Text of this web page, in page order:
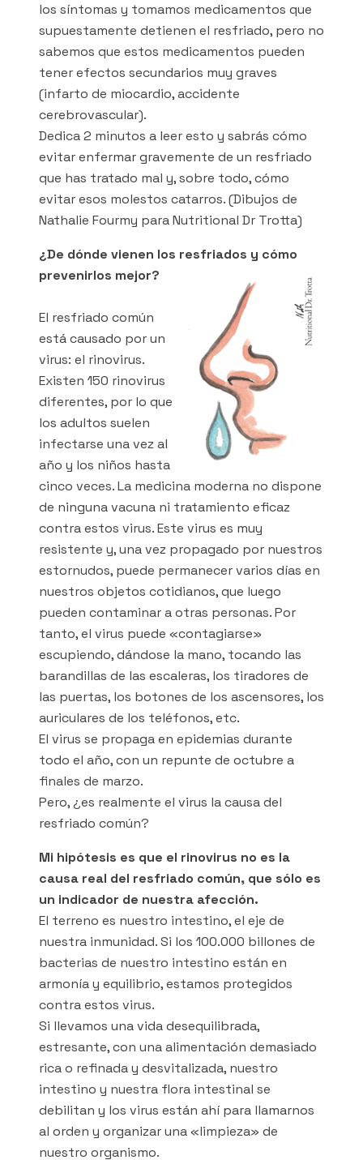
los síntomas y tomamos medicamentos que
supuestamente detienen el resfriado, pero no
sabemos que estos medicamentos pueden
tener efectos secundarios muy graves
(infarto de miocardio, accidente
cerebrovascular).
Dedica 2 minutos a leer esto y sabrás cómo
evitar enfermar gravemente de un resfriado
que has tratado mal y, sobre todo, cómo
evitar esos molestos catarros. (Dibujos de
Nathalie Fourmy para Nutritional Dr Trotta)
¿De dónde vienen los resfriados y cómo
prevenirlos mejor?
El resfriado común
está causado por un
virus: el rinovirus.
Existen 150 rinovirus
diferentes, por lo que
los adultos suelen
infectarse una vez al
año y los niños hasta
cinco veces. La medicina moderna no dispone
de ninguna vacuna ni tratamiento eficaz
contra estos virus. Este virus es muy
resistente y, una vez propagado por nuestros
estornudos, puede permanecer varios días en
nuestros objetos cotidianos, que luego
pueden contaminar a otras personas. Por
tanto, el virus puede «contagiarse»
escupiendo, dándose la mano, tocando las
barandillas de las escaleras, los tiradores de
las puertas, los botones de los ascensores, los
auriculares de los teléfonos, etc.
El virus se propaga en epidemias durante
todo el año, con un repunte de octubre a
finales de marzo.
Pero, ¿es realmente el virus la causa del
resfriado común?
Mi hipótesis es que el rinovirus no es la
causa real del resfriado común, que sólo es
un indicador de nuestra afección.
El terreno es nuestro intestino, el eje de
nuestra inmunidad. Si los 100.000 billones de
bacterias de nuestro intestino están en
armonía y equilibrio, estamos protegidos
contra estos virus.
Si llevamos una vida desequilibrada,
estresante, con una alimentación demasiado
rica o refinada y desvitalizada, nuestro
intestino y nuestra flora intestinal se
debilitan y los virus están ahí para llamarnos
al orden y organizar una «limpieza» de
nuestro organismo.